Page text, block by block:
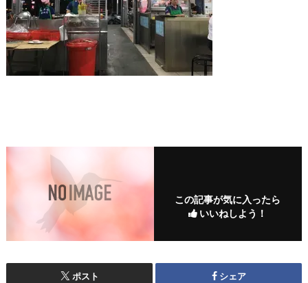
この記事が気に入ったら
いいねしよう！
ポスト シェア